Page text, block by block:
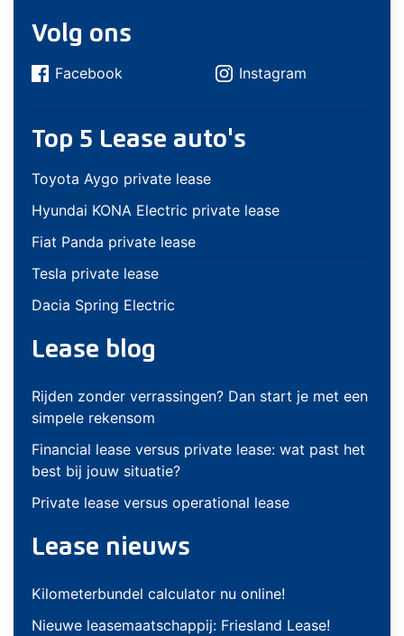
Volg ons
Facebook Instagram
Top 5 Lease auto's
Toyota Aygo private lease
Hyundai KONA Electric private lease
Fiat Panda private lease
Tesla private lease
Dacia Spring Electric
Lease blog
Rijden zonder verrassingen? Dan start je met een
simpele rekensom
Financial lease versus private lease: wat past het
best bij jouw situatie?
Private lease versus operational lease
Lease nieuws
Kilometerbundel calculator nu online!
Nieuwe leasemaatschappij: Friesland Lease!